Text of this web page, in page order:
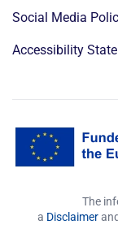
Social Media
Accessibility
The
a Disclaimerand